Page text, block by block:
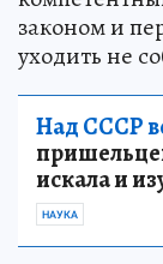
законом и
уходить не
Над СССР
искала и
НАУКА